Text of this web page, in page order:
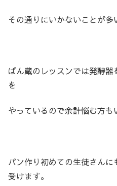
その通りにいかないことが多
ぱん蔵のレッスンでは発酵
を
やっているので余計悩む方も
パン作り初めての生徒さん
受けます。